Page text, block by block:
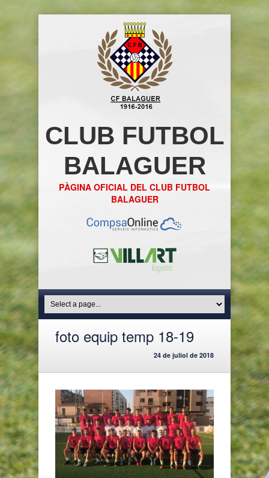
CLUB FUTBOL
BALAGUER
PÀGINA OFICIAL DEL CLUB FUTBOL
BALAGUER
foto equip temp 18-19
24 de juliol de 2018